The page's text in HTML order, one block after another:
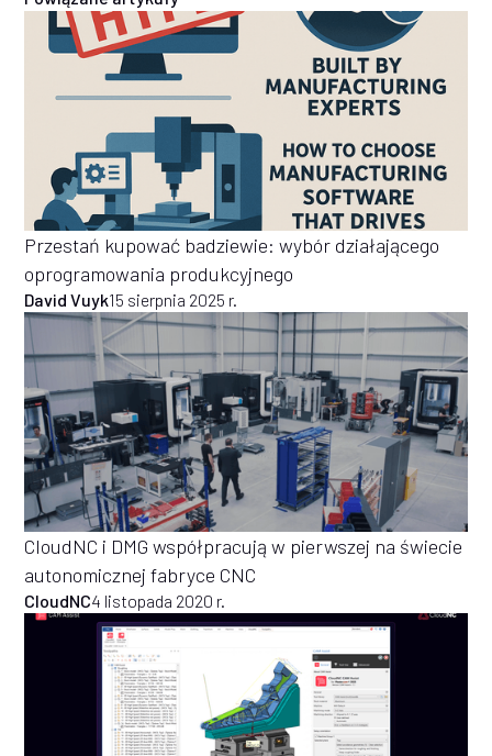
Przestań kupować badziewie: wybór działającego
oprogramowania produkcyjnego
David Vuyk15 sierpnia 2025 r.
CloudNC i DMG współpracują w pierwszej na świecie
autonomicznej fabryce CNC
CloudNC4 listopada 2020 r.